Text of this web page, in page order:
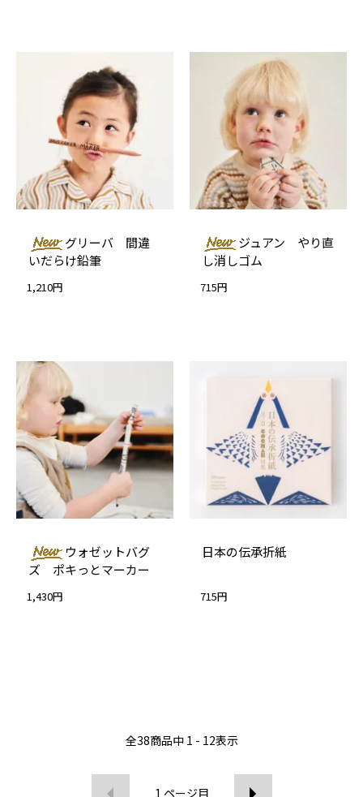
グリーバ 間違
いだらけ鉛筆
1,210円
ジュアン やり直
し消しゴム
715円
ウォゼットバグ
ズ ポキっとマーカー
1,430円
日本の伝承折紙
715円
全38商品中 1 - 12表示
1 ページ目